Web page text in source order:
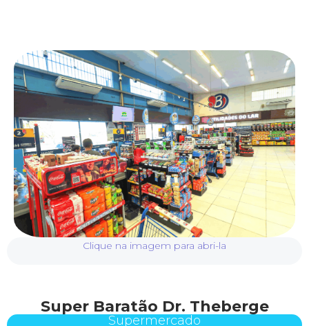
Super Baratão Dr. Theberge
Supermercado
Clique na imagem para abri-la